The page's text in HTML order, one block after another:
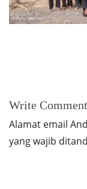
Write Comment
Alamat email
yang wajib